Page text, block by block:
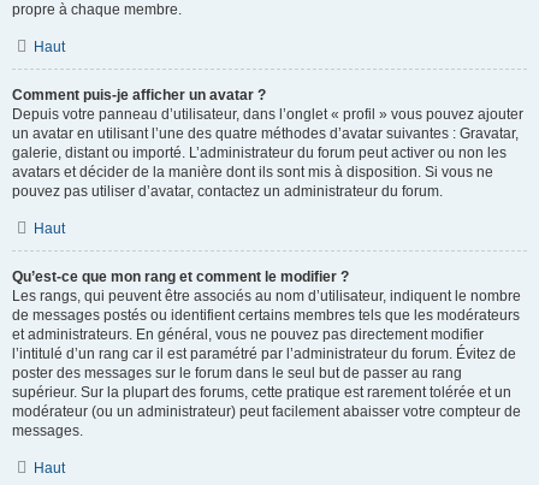
propre à chaque membre.
Haut
Comment puis-je afficher un avatar ?
Depuis votre panneau d’utilisateur, dans l’onglet « profil » vous pouvez ajouter
un avatar en utilisant l’une des quatre méthodes d’avatar suivantes : Gravatar,
galerie, distant ou importé. L’administrateur du forum peut activer ou non les
avatars et décider de la manière dont ils sont mis à disposition. Si vous ne
pouvez pas utiliser d’avatar, contactez un administrateur du forum.
Haut
Qu’est-ce que mon rang et comment le modifier ?
Les rangs, qui peuvent être associés au nom d’utilisateur, indiquent le nombre
de messages postés ou identifient certains membres tels que les modérateurs
et administrateurs. En général, vous ne pouvez pas directement modifier
l’intitulé d’un rang car il est paramétré par l’administrateur du forum. Évitez de
poster des messages sur le forum dans le seul but de passer au rang
supérieur. Sur la plupart des forums, cette pratique est rarement tolérée et un
modérateur (ou un administrateur) peut facilement abaisser votre compteur de
messages.
Haut